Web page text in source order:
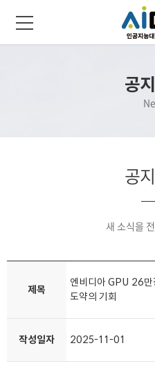
공
공
새 소식을
제목
엔비디아 GPU 26만
도약의 기회
작성일자 2025-11-01